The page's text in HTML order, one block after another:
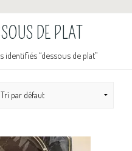
DE PLAT
identifiés “dessous de plat”